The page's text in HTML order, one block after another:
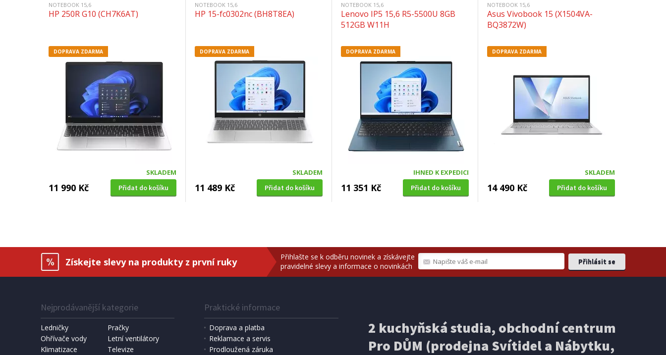
NOTEBOOK 15,6
HP 250R G10 (CH7K6AT)
DOPRAVA ZDARMA
SKLADEM
11 990 Kč Přidat do košíku
NOTEBOOK 15,6
HP 15-fc0302nc (BH8T8EA)
DOPRAVA ZDARMA
SKLADEM
11 489 Kč Přidat do košíku
NOTEBOOK 15,6
Lenovo IP5 15,6 R5-5500U 8GB
512GB W11H
DOPRAVA ZDARMA
IHNED K EXPEDICI
11 351 Kč Přidat do košíku
NOTEBOOK 15,6
Asus Vivobook 15 (X1504VA-
BQ3872W)
DOPRAVA ZDARMA
SKLADEM
14 490 Kč Přidat do košíku
Získejte slevy na produkty z první ruky
Přihlašte se k odběru novinek a získávejte
pravidelné slevy a informace o novinkách
Nejprodávanější kategorie
Ledničky
Pračky
Ohřívače vody
Letní ventilátory
Klimatizace
Televize
Praktické informace
Doprava a platba
Reklamace a servis
Prodloužená záruka
2 kuchyňská studia, obchodní centrum
Pro DŮM (prodejna Svítidel a Nábytku,